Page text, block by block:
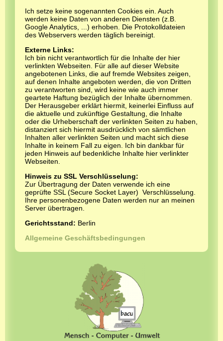
Ich setze keine sogenannten Cookies ein. Auch
werden keine Daten von anderen Diensten (z.B.
Google Analytics, ...) erhoben. Die Protokolldateien
des Webservers werden täglich bereinigt.
Externe Links:
Ich bin nicht verantwortlich für die Inhalte der hier
verlinkten Webseiten. Für alle auf dieser Website
angebotenen Links, die auf fremde Websites zeigen,
auf denen Inhalte angeboten werden, die von Dritten
zu verantworten sind, wird keine wie auch immer
geartete Haftung bezüglich der Inhalte übernommen.
Der Herausgeber erklärt hiermit, keinerlei Einfluss auf
die aktuelle und zukünftige Gestaltung, die Inhalte
oder die Urheberschaft der verlinkten Seiten zu haben,
distanziert sich hiermit ausdrücklich von sämtlichen
Inhalten aller verlinkten Seiten und macht sich diese
Inhalte in keinem Fall zu eigen. Ich bin dankbar für
jeden Hinweis auf bedenkliche Inhalte hier verlinkter
Webseiten.
Hinweis zu SSL Verschlüsselung:
Zur Übertragung der Daten verwende ich eine
geprüfte SSL (Secure Socket Layer) Verschlüsselung.
Ihre personenbezogene Daten werden nur an meinen
Server übertragen.
Gerichtsstand: Berlin
Allgemeine Geschäftsbedingungen